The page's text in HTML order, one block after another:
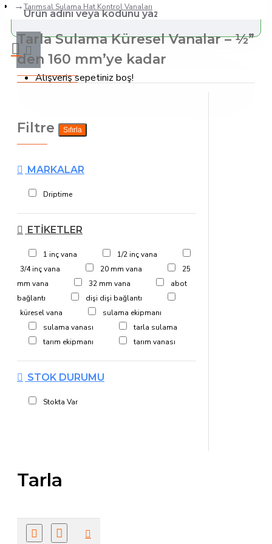
Alışveriş sepetiniz boş!
Tarımsal Sulama Hat Kontrol Vanaları
Tarla Sulama Küresel Vanalar – ½”
den 160 mm’ye kadar
Filtre Sıfırla
MARKALAR
Driptime
ETIKETLER
1 inç vana
1/2 inç vana
3/4 inç vana
20 mm vana
25
mm vana
32 mm vana
abot
bağlantı
dişi dişi bağlantı
küresel vana
sulama ekipmanı
sulama vanası
tarla sulama
tarım ekipmanı
tarım vanası
STOK DURUMU
Stokta Var
Tarla
Küresel